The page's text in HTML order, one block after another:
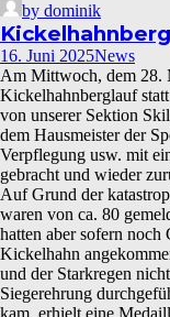
by dominik
16. Juni 2025News
Am Mittwoch, dem 28.
Kickelhahnberglauf
von unserer Sektion
dem Hausmeister der
Verpflegung usw. mit
gebracht und wieder
Auf Grund der
waren von ca. 80
hatten aber sofern
Kickelhahn
und der Starkregen
Siegerehrung
kam, erhielt eine